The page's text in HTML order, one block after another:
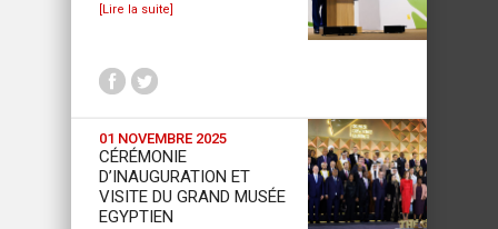
[Lire la suite]
01 NOVEMBRE 2025
CÉRÉMONIE
D’INAUGURATION ET
VISITE DU GRAND MUSÉE
EGYPTIEN